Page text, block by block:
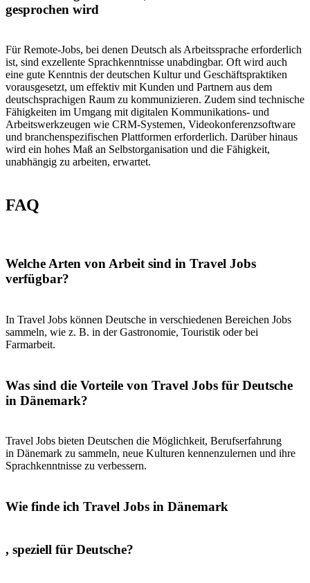
gesprochen wird
Für Remote-Jobs, bei denen Deutsch als Arbeitssprache erforderlich
ist, sind exzellente Sprachkenntnisse unabdingbar. Oft wird auch
eine gute Kenntnis der deutschen Kultur und Geschäftspraktiken
vorausgesetzt, um effektiv mit Kunden und Partnern aus dem
deutschsprachigen Raum zu kommunizieren. Zudem sind technische
Fähigkeiten im Umgang mit digitalen Kommunikations- und
Arbeitswerkzeugen wie CRM-Systemen, Videokonferenzsoftware
und branchenspezifischen Plattformen erforderlich. Darüber hinaus
wird ein hohes Maß an Selbstorganisation und die Fähigkeit,
unabhängig zu arbeiten, erwartet.
FAQ
Welche Arten von Arbeit sind in Travel Jobs
verfügbar?
In Travel Jobs können Deutsche in verschiedenen Bereichen Jobs
sammeln, wie z. B. in der Gastronomie, Touristik oder bei
Farmarbeit.
Was sind die Vorteile von Travel Jobs für Deutsche
in Dänemark?
Travel Jobs bieten Deutschen die Möglichkeit, Berufserfahrung
in Dänemark zu sammeln, neue Kulturen kennenzulernen und ihre
Sprachkenntnisse zu verbessern.
Wie finde ich Travel Jobs in Dänemark
, speziell für Deutsche?